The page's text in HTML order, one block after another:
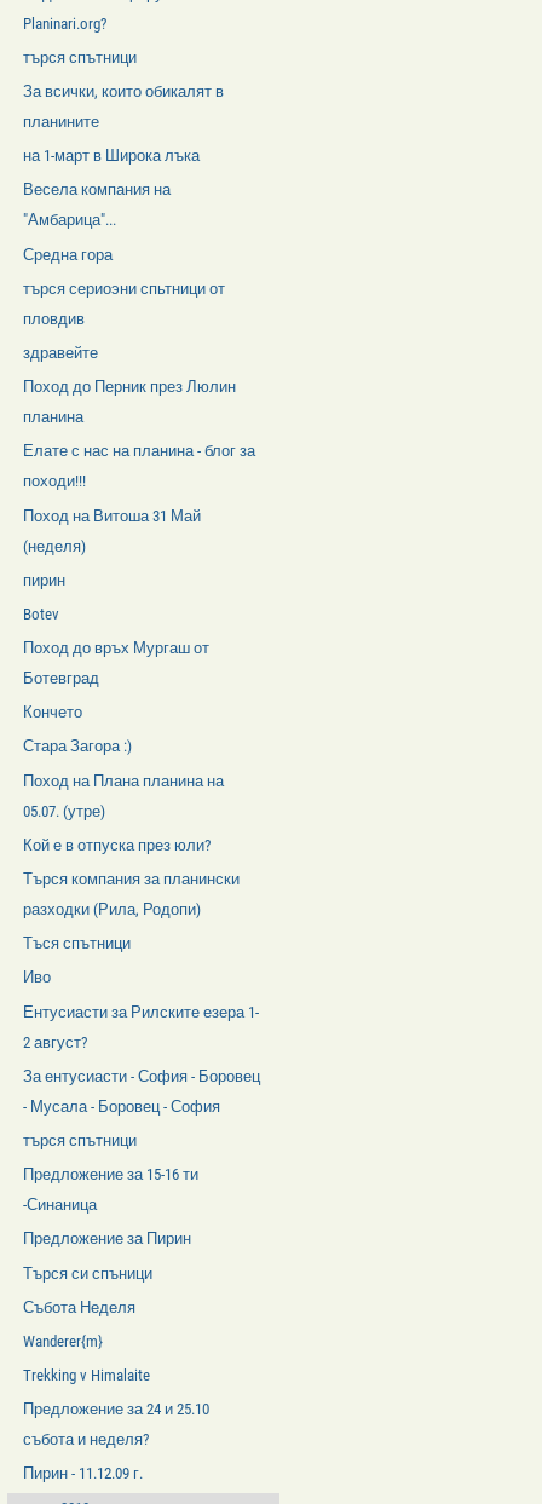
Planinari.org?
търся спътници
За всички, които обикалят в
планините
на 1-март в Широка лъка
Весела компания на
"Амбарица"...
Средна гора
търся сериоэни спьтници от
пловдив
здравейте
Поход до Перник през Люлин
планина
Елате с нас на планина - блог за
походи!!!
Поход на Витоша 31 Май
(неделя)
пирин
Botev
Поход до връх Мургаш от
Ботевград
Кончето
Стара Загора :)
Поход на Плана планина на
05.07. (утре)
Кой е в отпуска през юли?
Търся компания за планински
разходки (Рила, Родопи)
Тъся спътници
Иво
Ентусиасти за Рилските езера 1-
2 август?
За ентусиасти - София - Боровец
- Мусала - Боровец - София
търся спътници
Предложение за 15-16 ти
-Синаница
Предложение за Пирин
Търся си спъници
Събота Неделя
Wanderer{m}
Trekking v Himalaite
Предложение за 24 и 25.10
събота и неделя?
Пирин - 11.12.09 г.